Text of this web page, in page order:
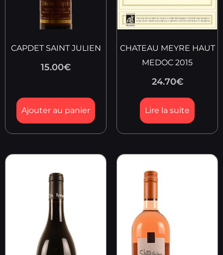
CAPDET SAINT JULIEN
15.00€
Ajouter au panier
CHATEAU MEYRE HAUT
MEDOC 2015
24.70€
Lire la suite